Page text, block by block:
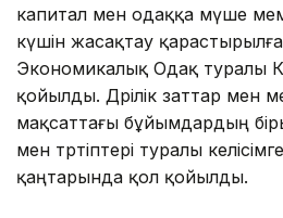
капитал мен одаққа мүше
күшін жасақтау
Экономикалық Одақ туралы
қойылды. Дәрілік заттар мен
мақсаттағы бұйымдардың
мен тәртіптері туралы
қаңтарында қол қойылды.